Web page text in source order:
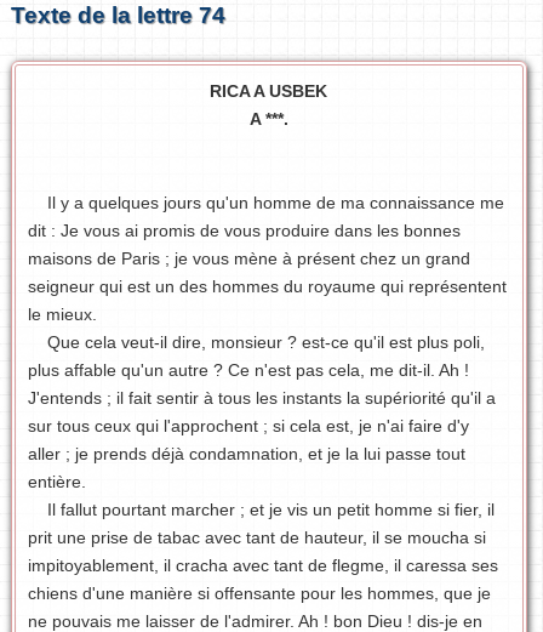
Texte de la lettre 74
RICA A USBEK
A ***.
Il y a quelques jours qu'un homme de ma connaissance me
dit : Je vous ai promis de vous produire dans les bonnes
maisons de Paris ; je vous mène à présent chez un grand
seigneur qui est un des hommes du royaume qui représentent
le mieux.
Que cela veut-il dire, monsieur ? est-ce qu'il est plus poli,
plus affable qu'un autre ? Ce n'est pas cela, me dit-il. Ah !
J'entends ; il fait sentir à tous les instants la supériorité qu'il a
sur tous ceux qui l'approchent ; si cela est, je n'ai faire d'y
aller ; je prends déjà condamnation, et je la lui passe tout
entière.
Il fallut pourtant marcher ; et je vis un petit homme si fier, il
prit une prise de tabac avec tant de hauteur, il se moucha si
impitoyablement, il cracha avec tant de flegme, il caressa ses
chiens d'une manière si offensante pour les hommes, que je
ne pouvais me laisser de l'admirer. Ah ! bon Dieu ! dis-je en